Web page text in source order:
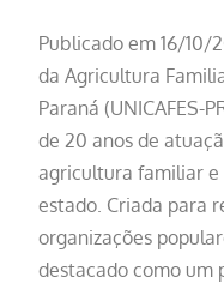
Publicado em 16/10/
da Agricultura
Paraná (UNICAFES-
de 20 anos de
agricultura familiar e
estado. Criada para
organizações
destacado como um